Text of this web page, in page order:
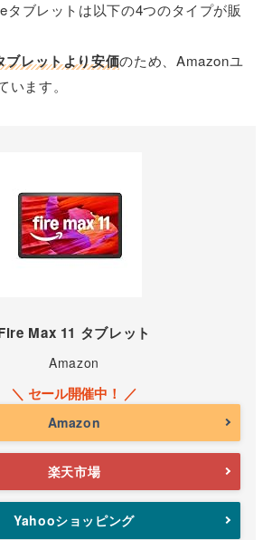
ブレットは以下の4つのタイプが販
レットより安価のため、Amazonユ
います。
Max 11 タブレット
Amazon
Amazon
楽天市場
Yahooショッピング